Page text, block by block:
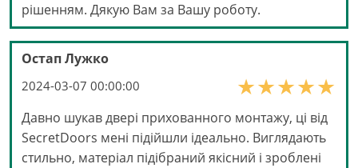
рішенням. Дякую Вам за Вашу роботу.
Остап Лужко
2024-03-07 00:00:00
Давно шукав двері прихованного монтажу, ці від
SecretDoors мені підійшли ідеально. Виглядають
стильно, матеріал підібраний якісний і зроблені